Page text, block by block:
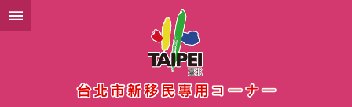
メインコンテンツブロックにスキップ